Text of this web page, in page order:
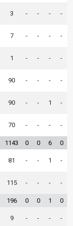
3 - - - -
7 - - - -
1 - - - -
90 - - - -
90 - - 1 -
70 - - - -
1143 0 0 6 0
81 - - 1 -
115 - - - -
196 0 0 1
0
9 - - - -